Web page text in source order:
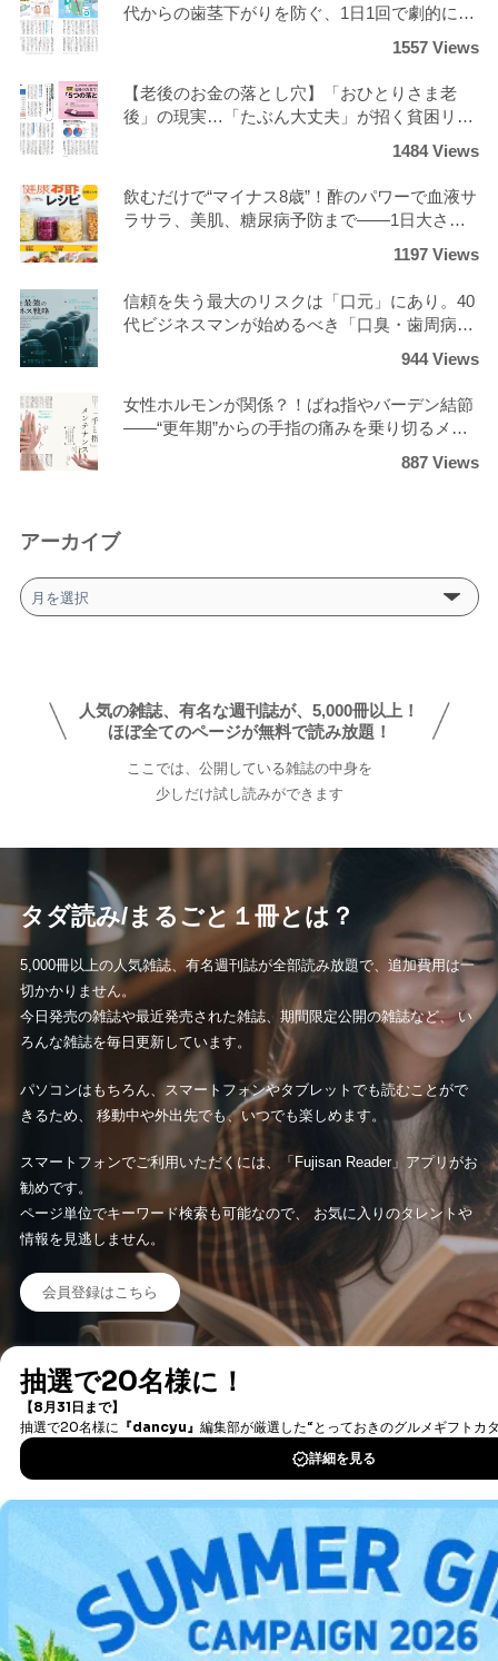
代からの歯茎下がりを防ぐ、1日1回で劇的にツ
1557 Views
【老後のお金の落とし穴】「おひとりさま老
後」の現実…「たぶん大丈夫」が招く貧困リス
1484 Views
飲むだけで“マイナス8歳”！酢のパワーで血液サ
ラサラ、美肌、糖尿病予防まで――1日大さじ3
1197 Views
信頼を失う最大のリスクは「口元」にあり。40
代ビジネスマンが始めるべき「口臭・歯周病ゼ
944 Views
女性ホルモンが関係？！ばね指やバーデン結節
――“更年期”からの手指の痛みを乗り切るメン
887 Views
アーカイブ
ア
ー
人気の雑誌、有名な週刊誌が、5,000冊以上！
ほぼ全てのページが無料で読み放題！
ここでは、公開している雑誌の中身を
少しだけ試し読みができます
タダ読み/まるごと１冊とは？
5,000冊以上の人気雑誌、有名週刊誌が全部読み放題で、追加費用は一
切かかりません。
今日発売の雑誌や最近発売された雑誌、期間限定公開の雑誌など、 い
ろんな雑誌を毎日更新しています。
パソコンはもちろん、スマートフォンやタブレットでも読むことがで
きるため、 移動中や外出先でも、いつでも楽しめます。
スマートフォンでご利用いただくには、「Fujisan Reader」アプリがお
勧めです。
ページ単位でキーワード検索も可能なので、 お気に入りのタレントや
情報を見逃しません。
会員登録はこちら
タダ読み/まるごと１冊とは？
※メルマガの受信は『マイページ』から設定することができます。
タダ読みお知らせ便登録はこちら